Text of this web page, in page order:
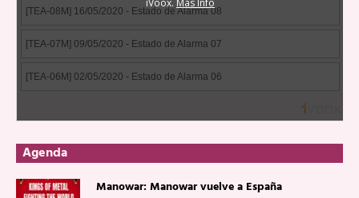
Agenda
Manowar: Manowar vuelve a España